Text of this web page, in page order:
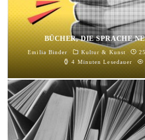
BÜCHER, DIE SPRACHE
Emilia Binder Kultur & Kunst
4 Minuten Lesedauer